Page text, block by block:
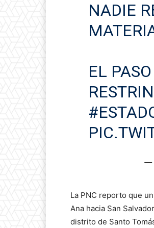
NADIE
EL
—
La PNC reporto que
Ana hacia San
distrito de Santo